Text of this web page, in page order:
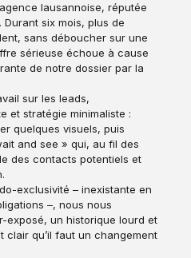
lausannoise, réputée
six mois, plus de
sans déboucher sur une
sérieuse échoue à cause
de notre dossier par la
sur les leads,
et stratégie minimaliste :
quelques visuels, puis
and see » qui, au fil des
des contacts potentiels et
exclusivité – inexistante en
–, nous nous
exposé, un historique lourd et
clair qu’il faut un changement